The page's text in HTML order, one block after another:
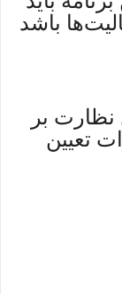
باشد
بر
تعیین